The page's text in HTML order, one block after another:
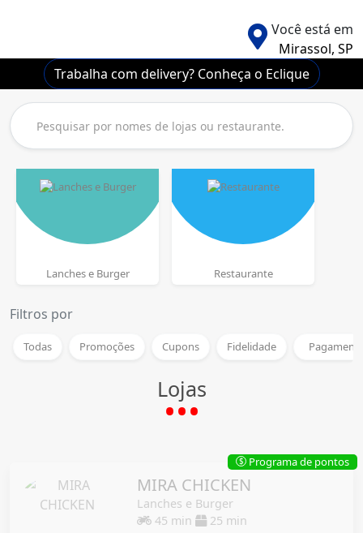
Você está em
Mirassol, SP
Trabalha com delivery? Conheça o Eclique
Lanches e Burger Restaurante
Filtros por
Todas Promoções Cupons Fidelidade
Lojas
MIRA CHICKEN
Lanches e Burger
45 min
25 min
$ Programa de pontos